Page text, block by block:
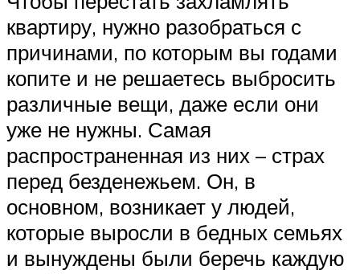
квартиру, нужно разобраться с
причинами, по которым вы годами
копите и не решаетесь выбросить
различные вещи, даже если они
уже не нужны. Самая
распространенная из них – страх
перед безденежьем. Он, в
основном, возникает у людей,
которые выросли в бедных семьях
и вынуждены были беречь каждую